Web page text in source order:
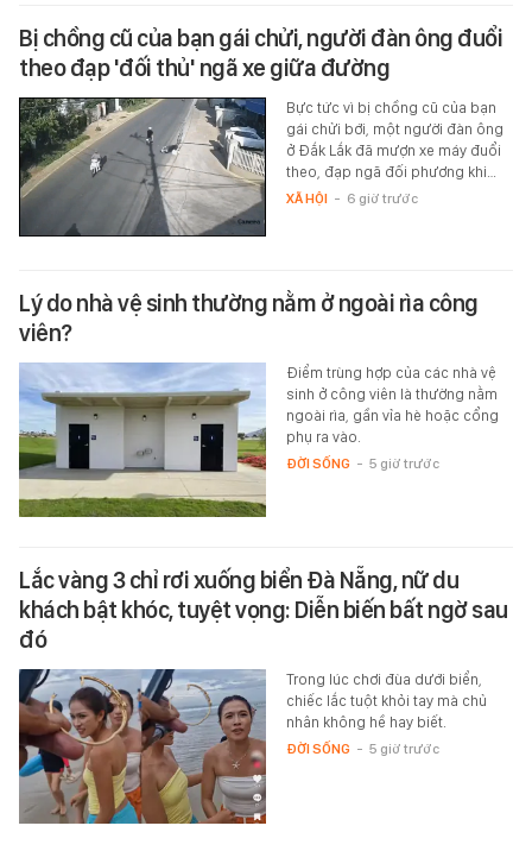
Bị chồng cũ của bạn gái chửi, người đàn ông đuổi
theo đạp 'đối thủ' ngã xe giữa đường
Bực tức vì bị chồng cũ của bạn
gái chửi bới, một người đàn ông
ở Đắk Lắk đã mượn xe máy đuổi
theo, đạp ngã đối phương khi…
XÃ HỘI - 6 giờ trước
Lý do nhà vệ sinh thường nằm ở ngoài rìa công
viên?
Điểm trùng hợp của các nhà vệ
sinh ở công viên là thường nằm
ngoài rìa, gần vỉa hè hoặc cổng
phụ ra vào.
ĐỜI SỐNG - 5 giờ trước
Lắc vàng 3 chỉ rơi xuống biển Đà Nẵng, nữ du
khách bật khóc, tuyệt vọng: Diễn biến bất ngờ sau
đó
Trong lúc chơi đùa dưới biển,
chiếc lắc tuột khỏi tay mà chủ
nhân không hề hay biết.
ĐỜI SỐNG - 5 giờ trước